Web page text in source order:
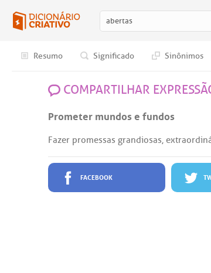
Resumo Significado Sinônimos
COMPARTILHAR
Prometer mundos e fundos
Fazer promessas grandiosas,
FACEBOOK